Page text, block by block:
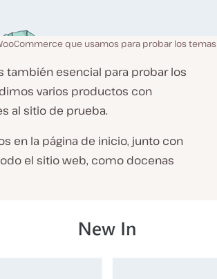
que usamos para probar los temas
también esencial para probar los
varios productos con
al sitio de prueba.
en la página de inicio, junto con
el sitio web, como docenas